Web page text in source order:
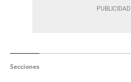
Secciones